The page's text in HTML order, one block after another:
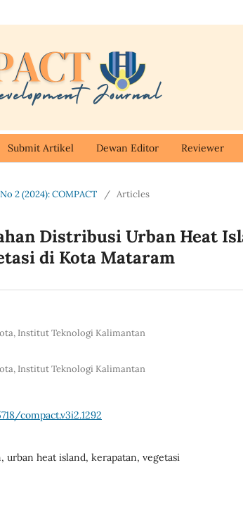
Submit Artikel Dewan Editor Reviewer
2 (2024): COMPACT / Articles
Distribusi Urban Heat
di Kota Mataram
Institut Teknologi Kalimantan
Institut Teknologi Kalimantan
compact.v3i2.1292
urban heat island, kerapatan, vegetasi